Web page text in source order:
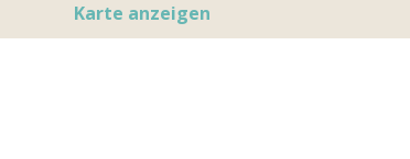
Karte anzeigen